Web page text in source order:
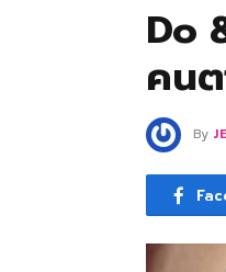
Do
คน
By